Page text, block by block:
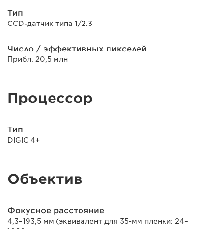
Тип
CCD-датчик типа 1/2.3
Число / эффективных пикселей
Прибл. 20,5 млн
Процессор
Тип
DIGIC 4+
Объектив
Фокусное расстояние
4,3–193,5 мм (эквивалент для 35-мм пленки: 24–